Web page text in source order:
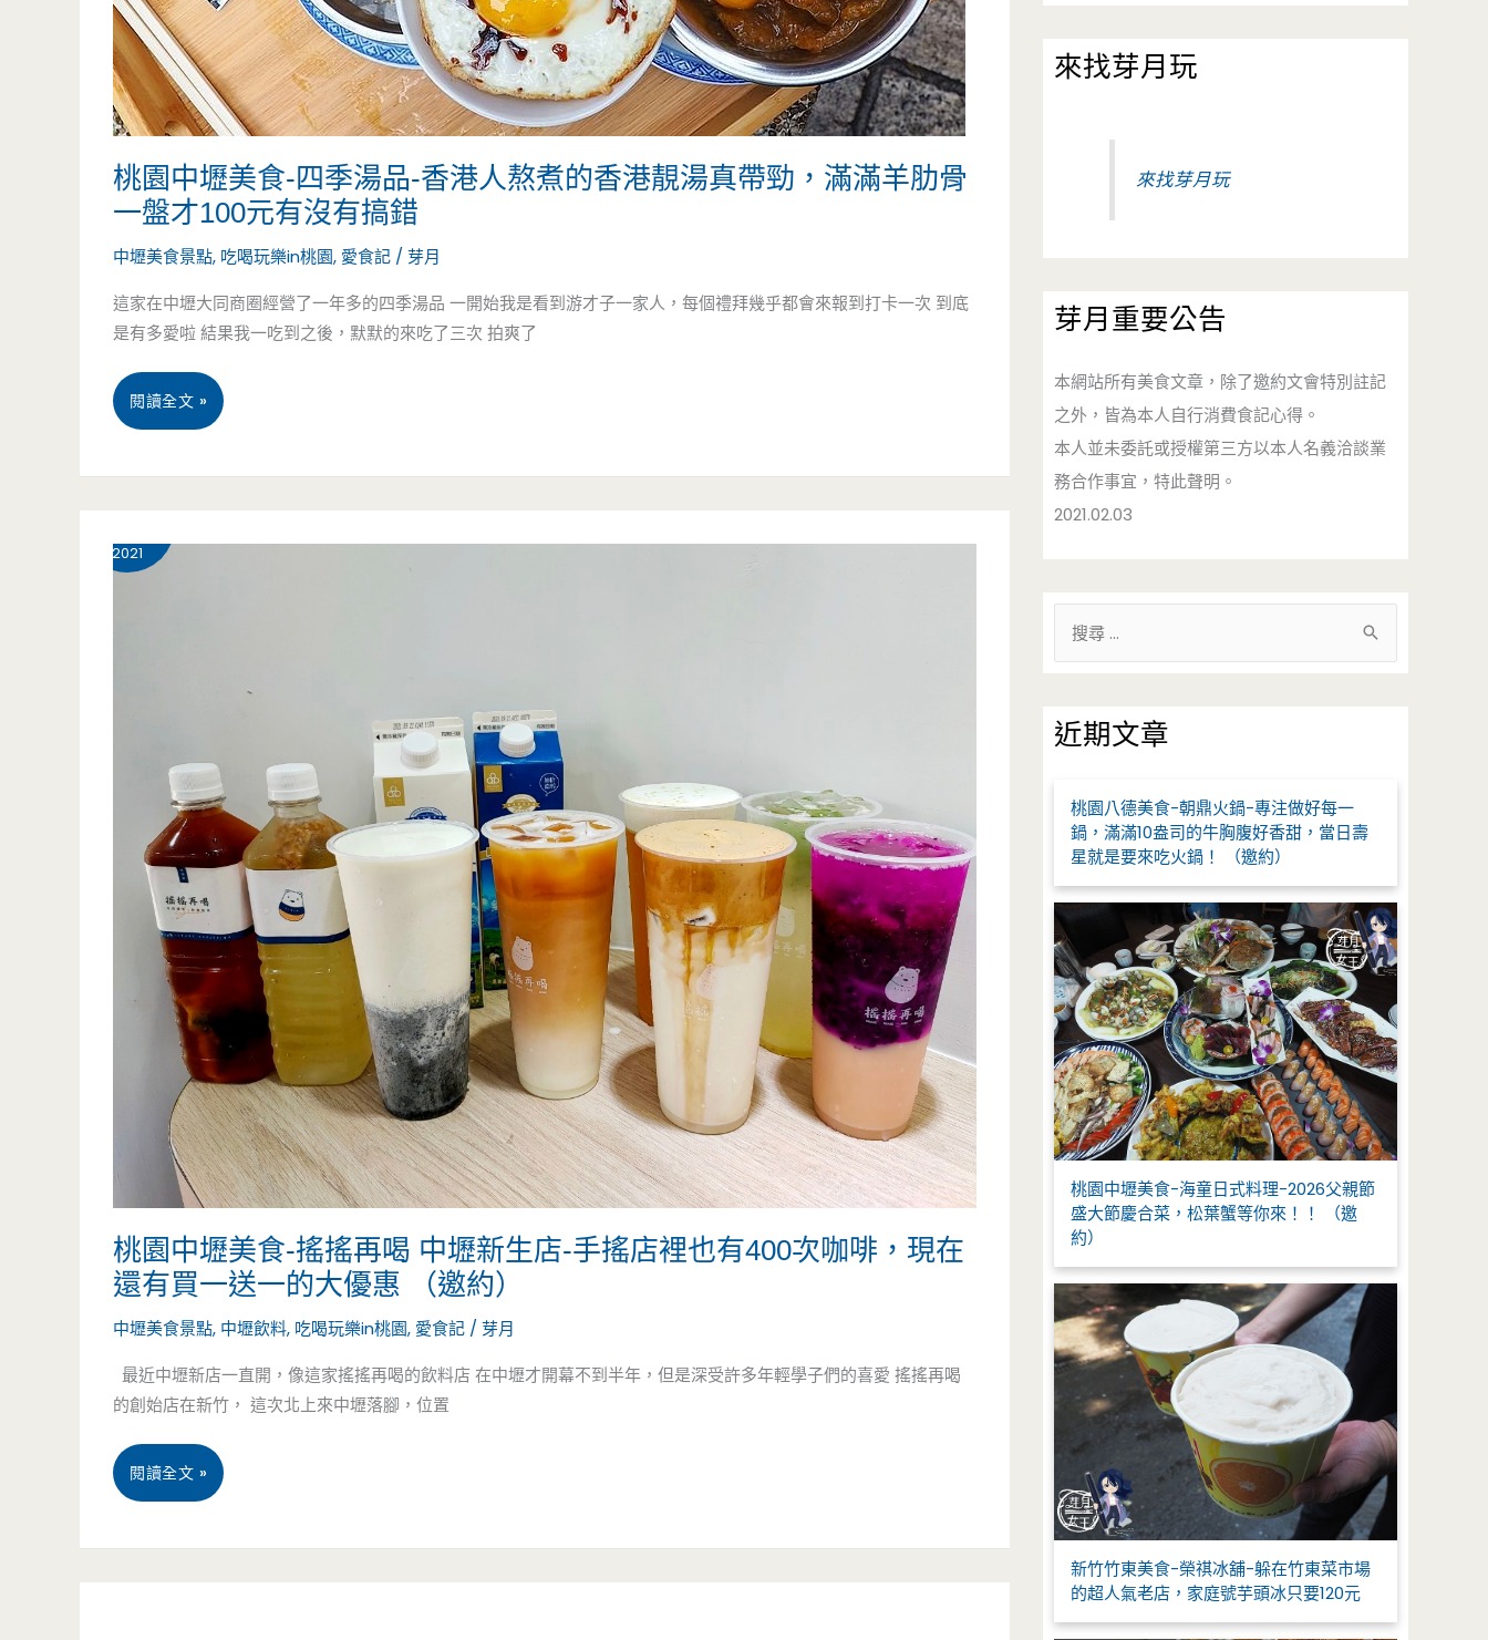
湯
~
來
港
式
小
點，
有
港
下
桃園中壢美食-四季湯品-香港人熬煮的香港靚湯真帶勁，滿滿羊肋骨
一盤才100元有沒有搞錯
中壢美食景點, 吃喝玩樂in桃園, 愛食記 /芽月
這家在中壢大同商圈經營了一年多的四季湯品 一開始我是看到游才子一家人，每個禮拜幾乎都會來報到打卡一次 到底
是有多愛啦 結果我一吃到之後，默默的來吃了三次 拍爽了
桃
壢
香
熬
靚
湯
真
帶
滿
閱讀全文 »
2021
桃園中壢美食-搖搖再喝 中壢新生店-手搖店裡也有400次咖啡，現在
還有買一送一的大優惠 （邀約）
中壢美食景點, 中壢飲料, 吃喝玩樂in桃園, 愛食記 /芽月
最近中壢新店一直開，像這家搖搖再喝的飲料店 在中壢才開幕不到半年，但是深受許多年輕學子們的喜愛 搖搖再喝
的創始店在新竹， 這次北上來中壢落腳，位置
桃
閱讀全文 »
來找芽月玩
來找芽月玩
芽月重要公告
本網站所有美食文章，除了邀約文會特別註記
之外，皆為本人自行消費食記心得。
本人並未委託或授權第三方以本人名義洽談業
務合作事宜，特此聲明。
2021.02.03
鍵
字
近期文章
桃園八德美食-朝鼎火鍋-專注做好每一
鍋，滿滿10盎司的牛胸腹好香甜，當日壽
星就是要來吃火鍋！ （邀約）
桃園中壢美食-海童日式料理-2026父親節
盛大節慶合菜，松葉蟹等你來！！ （邀
約）
新竹竹東美食-榮祺冰舖-躲在竹東菜市場
的超人氣老店，家庭號芋頭冰只要120元